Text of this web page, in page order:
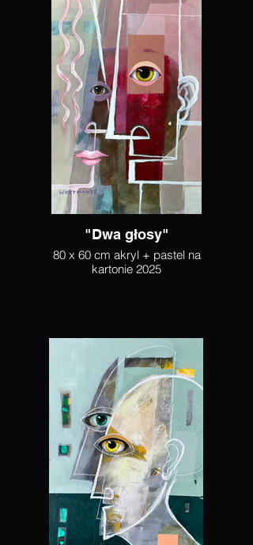
"Dwa głosy"
80 x 60 cm akryl + pastel na
kartonie 2025